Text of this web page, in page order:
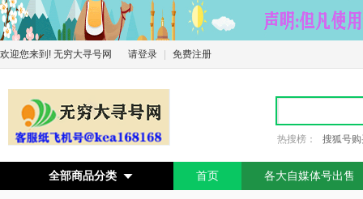
欢迎您来到! 无穷大寻号网 请登录 免费注册
热搜榜： 搜狐号
全部商品分类  首页 各大自媒体号出售